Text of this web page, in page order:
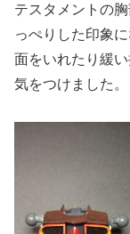
テスタメントの
っぺりした印象
面をいれたり緩
気をつけました。